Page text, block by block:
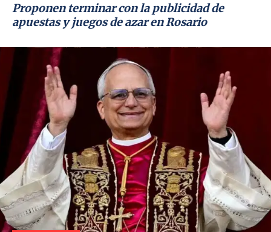
Proponen terminar con la publicidad de
apuestas y juegos de azar en Rosario